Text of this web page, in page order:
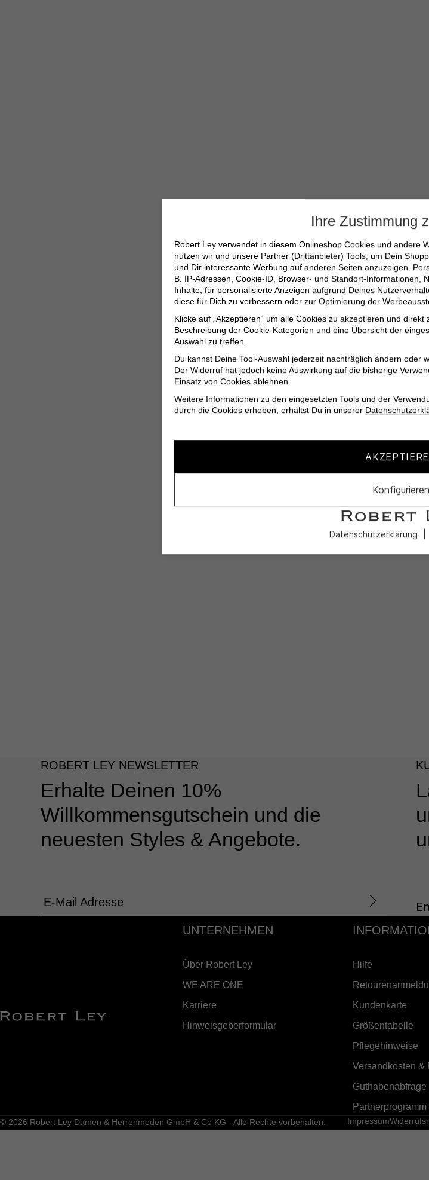
ROBERT LEY NEWSLETTER
Erhalte Deinen 10%
Willkommensgutschein und die
neuesten Styles & Angebote.
E-Mail Adresse
UNTERNEHMEN
Über Robert Ley
WE ARE ONE
Karriere
Hinweisgeberformular
Hilfe
Kundenkarte
Größentabelle
Pflegehinweise
Versandkosten &
Guthabenabfrage
Partnerprogramm
© 2026 Robert Ley Damen & Herrenmoden GmbH & Co KG - Alle Rechte vorbehalten. Impressum
Ihre Zustimmung
Robert Ley verwendet in diesem Onlineshop Cookies und andere
nutzen wir und unsere Partner (Drittanbieter) Tools, um Dein
und Dir interessante Werbung auf anderen Seiten anzuzeigen.
B. IP-Adressen, Cookie-ID, Browser- und Standort-Informationen,
Inhalte, für personalisierte Anzeigen aufgrund Deines
diese für Dich zu verbessern oder zur Optimierung der
Klicke auf „Akzeptieren“ um alle Cookies zu akzeptieren und
Beschreibung der Cookie-Kategorien und eine Übersicht der
Auswahl zu treffen.
Du kannst Deine Tool-Auswahl jederzeit nachträglich ändern oder
Der Widerruf hat jedoch keine Auswirkung auf die bisherige
Einsatz von Cookies ablehnen.
Weitere Informationen zu den eingesetzten Tools und der
durch die Cookies erheben, erhältst Du in unserer
Konfigurieren
Datenschutzerklärung